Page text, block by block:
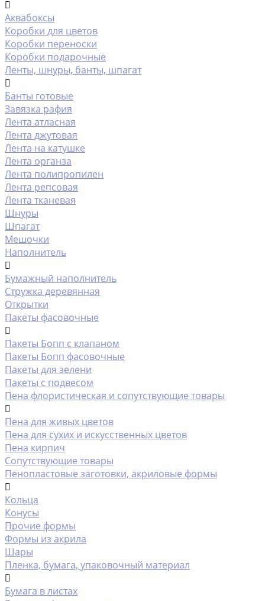
Аквабоксы
Коробки для цветов
Коробки переноски
Коробки подарочные
Ленты, шнуры, банты, шпагат
Банты готовые
Завязка рафия
Лента атласная
Лента джутовая
Лента на катушке
Лента органза
Лента полипропилен
Лента репсовая
Лента тканевая
Шнуры
Шпагат
Мешочки
Наполнитель
Бумажный наполнитель
Стружка деревянная
Открытки
Пакеты фасовочные
Пакеты Бопп с клапаном
Пакеты Бопп фасовочные
Пакеты для зелени
Пакеты с подвесом
Пена флористическая и сопутствующие товары
Пена для живых цветов
Пена для сухих и искусственных цветов
Пена кирпич
Сопутствующие товары
Пенопластовые заготовки, акриловые формы
Кольца
Конусы
Прочие формы
Формы из акрила
Шары
Пленка, бумага, упаковочный материал
Бумага в листах